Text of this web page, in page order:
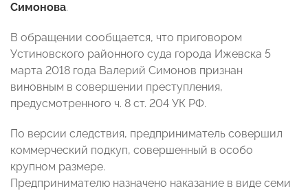
Симонова.
В обращении сообщается, что приговором
Устиновского районного суда города Ижевска 5
марта 2018 года Валерий Симонов признан
виновным в совершении преступления,
предусмотренного ч. 8 ст. 204 УК РФ.
По версии следствия, предприниматель совершил
коммерческий подкуп, совершенный в особо
крупном размере.
Предпринимателю назначено наказание в виде семи